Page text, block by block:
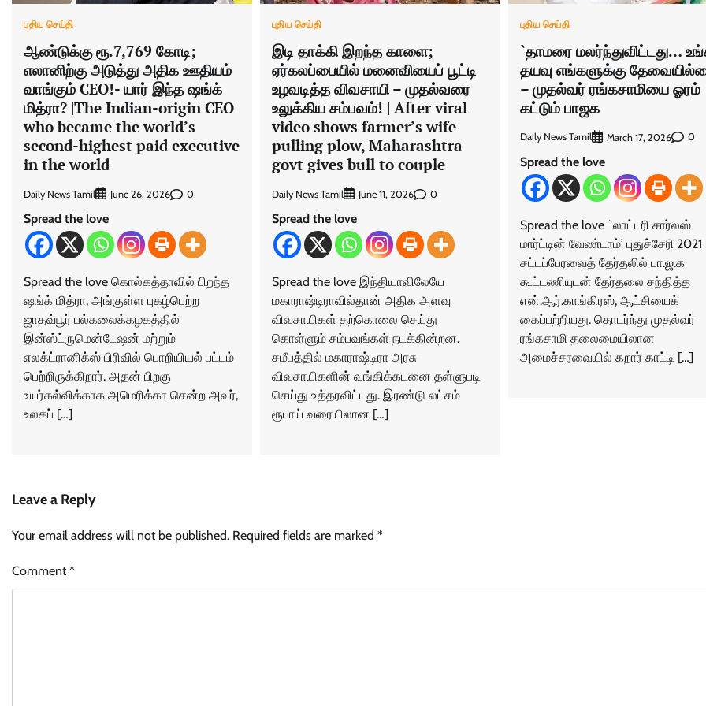
புதிய செய்தி
ஆண்டுக்கு ரூ.7,769 கோடி;
எலானிற்கு அடுத்து அதிக ஊதியம்
வாங்கும் CEO!- யார் இந்த ஷங்க்
மித்ரா? |The Indian-origin CEO
who became the world’s
second-highest paid executive
in the world
Daily News Tamil June 26, 2026 0
Spread the love
Spread the love கொல்கத்தாவில் பிறந்த
ஷங்க் மித்ரா, அங்குள்ள புகழ்பெற்ற
ஜாதவ்பூர் பல்கலைக்கழகத்தில்
இன்ஸ்ட்ருமென்டேஷன் மற்றும்
எலக்ட்ரானிக்ஸ் பிரிவில் பொறியியல் பட்டம்
பெற்றிருக்கிறார். அதன் பிறகு
உயர்கல்விக்காக அமெரிக்கா சென்ற அவர்,
உலகப் […]
புதிய செய்தி
இடி தாக்கி இறந்த காளை;
ஏர்கலப்பையில் மனைவியைப் பூட்டி
உழவடித்த விவசாயி – முதல்வரை
உலுக்கிய சம்பவம்! | After viral
video shows farmer’s wife
pulling plow, Maharashtra
govt gives bull to couple
Daily News Tamil June 11, 2026 0
Spread the love
Spread the love இந்தியாவிலேயே
மகாராஷ்டிராவில்தான் அதிக அளவு
விவசாயிகள் தற்கொலை செய்து
கொள்ளும் சம்பவங்கள் நடக்கின்றன.
சமீபத்தில் மகாராஷ்டிரா அரசு
விவசாயிகளின் வங்கிக்கடனை தள்ளுபடி
செய்து உத்தரவிட்டது. இரண்டு லட்சம்
ரூபாய் வரையிலான […]
புதிய செய்தி
`தாமரை மலர்ந்துவிட்டது…
தயவு எங்களுக்கு
– முதல்வர் ரங்கசாமியை ஓரம்
கட்டும் பாஜக
Daily News Tamil March 17, 2026 0
Spread the love
Spread the love `லாட்டரி சார்லஸ்
மார்ட்டின் வேண்டாம்’ புதுச்சேரி 2021
சட்டப்பேரவைத் தேர்தலில் பா.ஜ.க
கூட்டணியுடன் தேர்தலை சந்தித்த
என்.ஆர்.காங்கிரஸ், ஆட்சியைக்
கைப்பற்றியது. தொடர்ந்து முதல்வர்
ரங்கசாமி தலைமையிலான
அமைச்சரவையில் கறார் காட்டி […]
Leave a Reply
Your email address will not be published. Required fields are marked *
Comment*